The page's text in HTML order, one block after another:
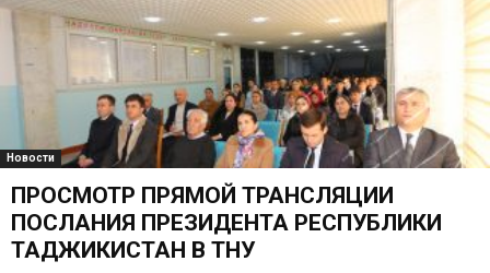
Новости
ПРОСМОТР ПРЯМОЙ ТРАНСЛЯЦИИ
ПОСЛАНИЯ ПРЕЗИДЕНТА РЕСПУБЛИКИ
ТАДЖИКИСТАН В ТНУ